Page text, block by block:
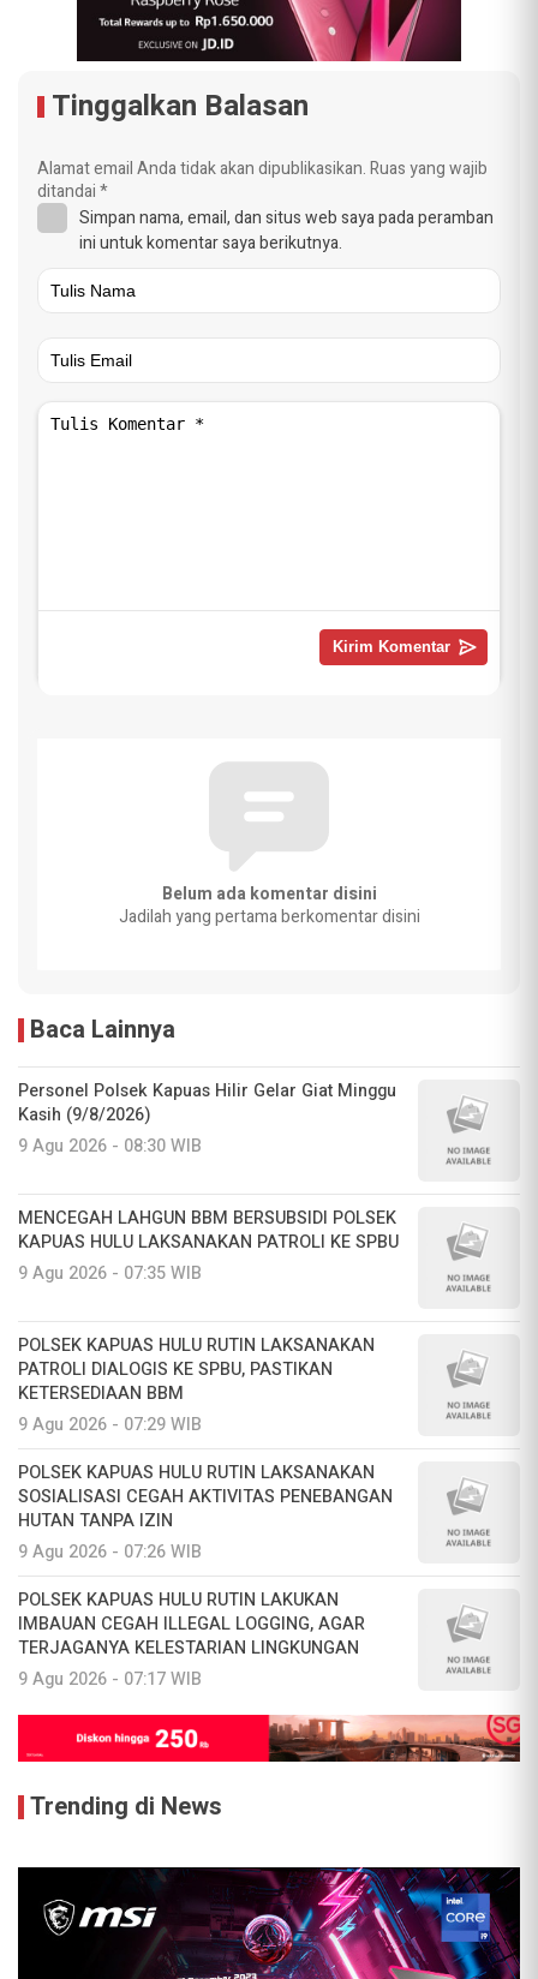
Tinggalkan Balasan
Alamat email Anda tidak akan dipublikasikan.Ruas yang wajib
ditandai*
Simpan nama, email, dan situs web saya pada peramban
ini untuk komentar saya berikutnya.
Belum ada komentar disini
Jadilah yang pertama berkomentar disini
Baca Lainnya
Personel Polsek Kapuas Hilir Gelar Giat Minggu
Kasih (9/8/2026)
9 Agu 2026 - 08:30 WIB
MENCEGAH LAHGUN BBM BERSUBSIDI POLSEK
KAPUAS HULU LAKSANAKAN PATROLI KE SPBU
9 Agu 2026 - 07:35 WIB
POLSEK KAPUAS HULU RUTIN LAKSANAKAN
PATROLI DIALOGIS KE SPBU, PASTIKAN
KETERSEDIAAN BBM
9 Agu 2026 - 07:29 WIB
POLSEK KAPUAS HULU RUTIN LAKSANAKAN
SOSIALISASI CEGAH AKTIVITAS PENEBANGAN
HUTAN TANPA IZIN
9 Agu 2026 - 07:26 WIB
POLSEK KAPUAS HULU RUTIN LAKUKAN
IMBAUAN CEGAH ILLEGAL LOGGING, AGAR
TERJAGANYA KELESTARIAN LINGKUNGAN
9 Agu 2026 - 07:17 WIB
Trending di News